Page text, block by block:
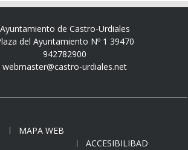
Ayuntamiento de Castro-Urdiales
del Ayuntamiento Nº 1 39470
942782900
webmaster@castro-urdiales.net
MAPA WEB
ACCESIBILIBAD